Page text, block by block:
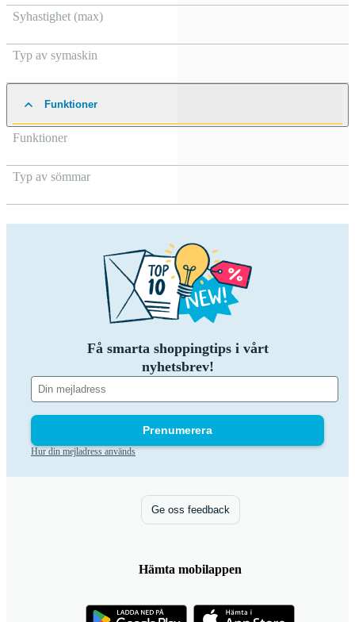
Syhastighet (max)
Typ av symaskin
Funktioner
Funktioner
Typ av sömmar
Få smarta shoppingtips i vårt
nyhetsbrev!
Prenumerera
Hur din mejladress används
Ge oss feedback
Hämta mobilappen